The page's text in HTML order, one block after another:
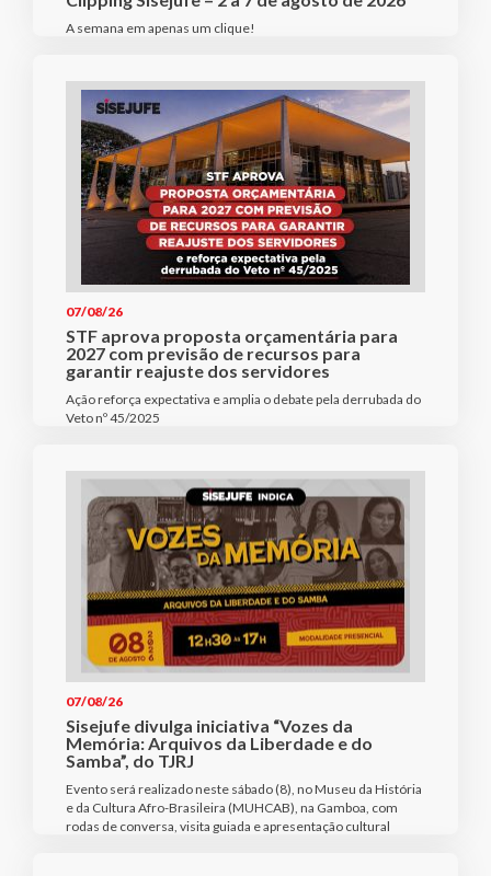
A semana em apenas um clique!
07/08/26
STF aprova proposta orçamentária para
2027 com previsão de recursos para
garantir reajuste dos servidores
Ação reforça expectativa e amplia o debate pela derrubada do
Veto nº 45/2025
07/08/26
Sisejufe divulga iniciativa “Vozes da
Memória: Arquivos da Liberdade e do
Samba”, do TJRJ
Evento será realizado neste sábado (8), no Museu da História
e da Cultura Afro-Brasileira (MUHCAB), na Gamboa, com
rodas de conversa, visita guiada e apresentação cultural